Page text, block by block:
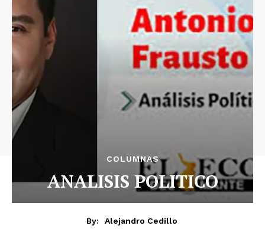
COLUMNAS
ANALISIS POLITICO
By:
Alejandro Cedillo